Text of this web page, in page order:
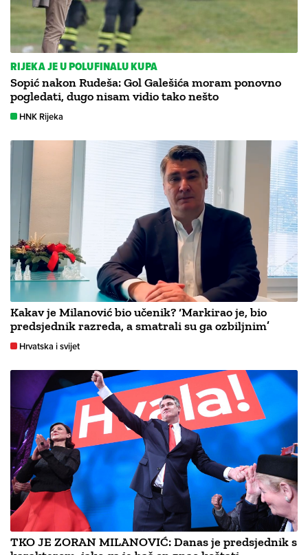
RIJEKA JE U POLUFINALU KUPA
Sopić nakon Rudeša: Gol Galešića moram ponovno
pogledati, dugo nisam vidio tako nešto
HNK Rijeka
Kakav je Milanović bio učenik? ‘Markirao je, bio
predsjednik razreda, a smatrali su ga ozbiljnim’
Hrvatska i svijet
TKO JE ZORAN MILANOVIĆ: Danas je predsjednik s